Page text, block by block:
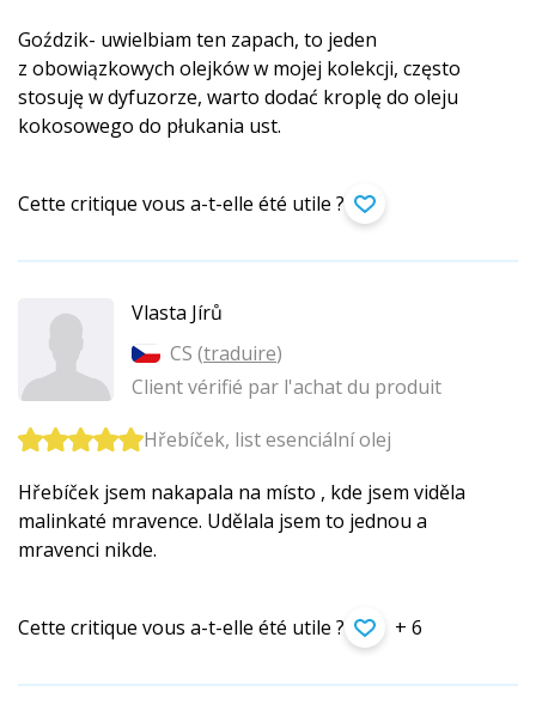
Goździk- uwielbiam ten zapach, to jeden
z obowiązkowych olejków w mojej kolekcji, często
stosuję w dyfuzorze, warto dodać kroplę do oleju
kokosowego do płukania ust.
Cette critique vous a-t-elle été utile ?
Vlasta Jírů
CS (traduire)
Client vérifié par l'achat du produit
Hřebíček, list esenciální olej
Hřebíček jsem nakapala na místo , kde jsem viděla
malinkaté mravence. Udělala jsem to jednou a
mravenci nikde.
Cette critique vous a-t-elle été utile ? + 6